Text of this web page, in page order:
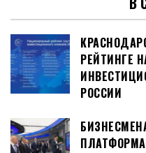
РЕЙТИНГЕ
РОССИИ